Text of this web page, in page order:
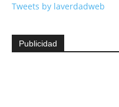
Tweets by laverdadweb
Publicidad